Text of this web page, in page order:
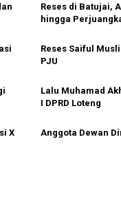
Reses di Batujai,
hingga
Reses Saiful
PJU
Lalu Muhamad
I DPRD Loteng
X
Anggota Dewan